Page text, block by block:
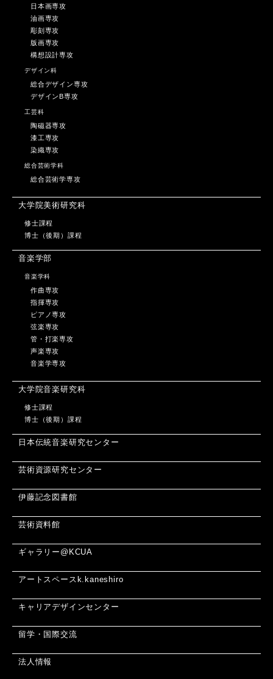
日本画専攻
油画専攻
彫刻専攻
版画専攻
構想設計専攻
デザイン科
総合デザイン専攻
デザインB専攻
工芸科
陶磁器専攻
漆工専攻
染織専攻
総合芸術学科
総合芸術学専攻
大学院美術研究科
修士課程
博士（後期）課程
音楽学部
音楽学科
作曲専攻
指揮専攻
ピアノ専攻
弦楽専攻
管・打楽専攻
声楽専攻
音楽学専攻
大学院音楽研究科
修士課程
博士（後期）課程
日本伝統音楽研究センター
芸術資源研究センター
伊藤記念図書館
芸術資料館
ギャラリー@KCUA
アートスペースk.kaneshiro
キャリアデザインセンター
留学・国際交流
法人情報